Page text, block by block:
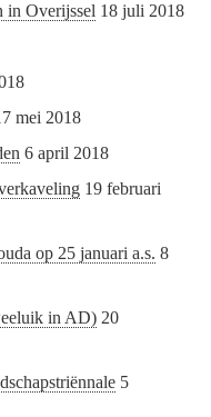
in Overijssel 18 juli 2018
mei 2018
6 april 2018
19 februari
op 25 januari a.s. 8
in AD) 20
5